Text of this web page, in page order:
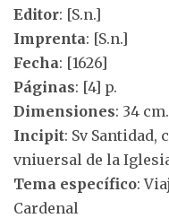
Editor: [S.n.]
Imprenta: [S.n.]
Fecha: [1626]
Páginas: [4] p.
Dimensiones: 34 cm.
Incipit: Sv Santidad,
vniuersal de la
Tema específico:
Cardenal